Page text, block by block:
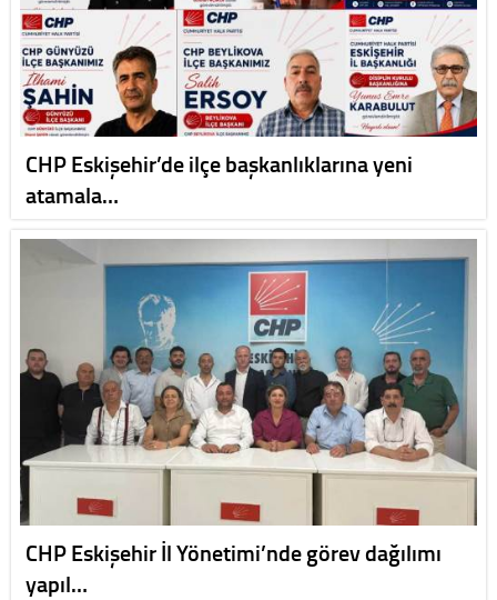
CHP Eskişehir’de ilçe başkanlıklarına yeni
atamala…
CHP Eskişehir İl Yönetimi’nde görev dağılımı
yapıl…